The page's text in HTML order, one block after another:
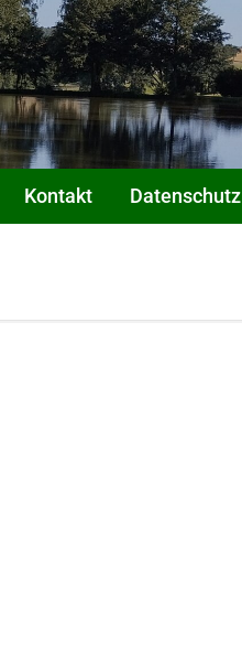
Kontakt Datenschutz